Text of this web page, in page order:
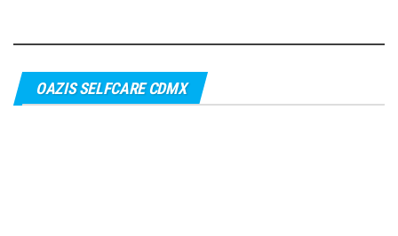
OAZIS SELFCARE CDMX